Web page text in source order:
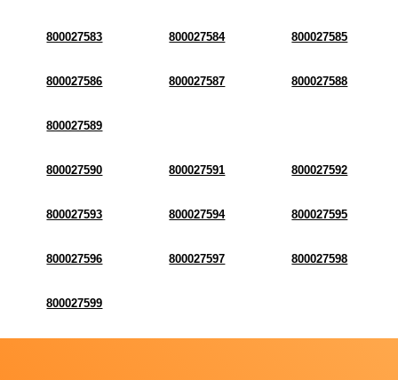
800027583 800027584 800027585
800027586 800027587 800027588
800027589
800027590 800027591 800027592
800027593 800027594 800027595
800027596 800027597 800027598
800027599